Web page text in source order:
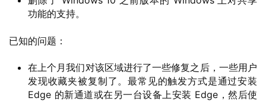
功能的支持。
已知的问题：
在上个月我们对该区域进行了一些修复之后，一些用户
发现收藏夹被复制了。最常见的触发方式是通过安装
Edge 的新通道或在另一台设备上安装 Edge，然后使